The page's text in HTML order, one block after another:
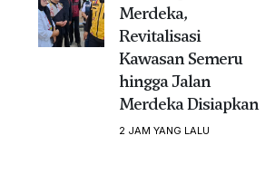
Merdeka,
Revitalisasi
Kawasan Semeru
hingga Jalan
Merdeka Disiapkan
2 JAM YANG LALU